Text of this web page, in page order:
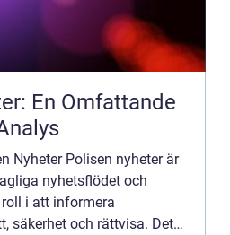
En Omfattande
Nyheter Polisen nyheter är
nyhetsflödet och
i att informera
säkerhet och rättvisa. Det